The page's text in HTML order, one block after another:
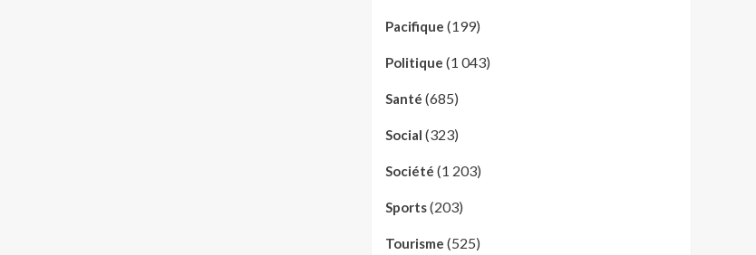
Pacifique (199)
Politique (1 043)
Santé (685)
Social (323)
Société (1 203)
Sports(203)
Tourisme (525)